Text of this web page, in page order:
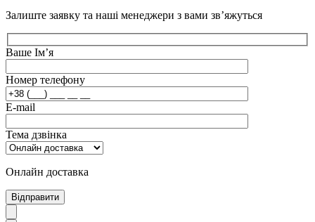
Залиште заявку та наші менеджери з вами зв’яжуться
Ваше Ім’я
Номер телефону
E-mail
Тема дзвінка
Онлайн доставка
Відправити